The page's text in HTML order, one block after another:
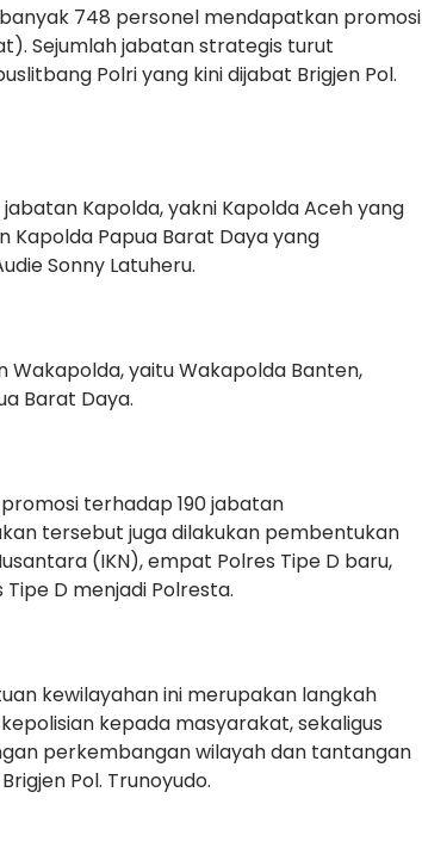
748 personel mendapatkan promosi
Sejumlah jabatan strategis turut
Polri yang kini dijabat Brigjen Pol.
Kapolda, yakni Kapolda Aceh yang
Kapolda Papua Barat Daya yang
Sonny Latuheru.
Wakapolda, yaitu Wakapolda Banten,
Barat Daya.
terhadap 190 jabatan
tersebut juga dilakukan pembentukan
(IKN), empat Polres Tipe D baru,
D menjadi Polresta.
kewilayahan ini merupakan langkah
kepada masyarakat, sekaligus
perkembangan wilayah dan tantangan
Pol. Trunoyudo.